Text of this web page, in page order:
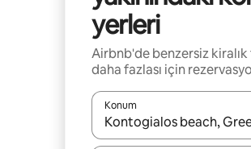
yerleri
Airbnb'de benzersiz
daha fazlası için
Konum
Sonuçlar kullanılabilir